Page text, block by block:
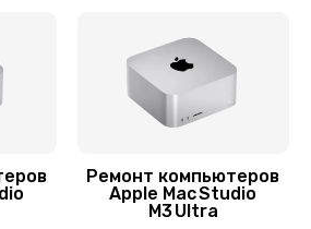
(замена жёсткого диска)
Чистка от пылиРемонт компьютеров
Apple Mac Studio
M3 Ultra